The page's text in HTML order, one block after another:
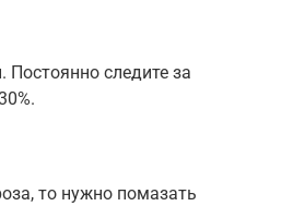
Постоянно следите за
то нужно помазать